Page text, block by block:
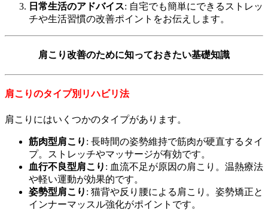
日常生活のアドバイス: 自宅でも簡単にできるストレッ
チや生活習慣の改善ポイントをお伝えします。
肩こり改善のために知っておきたい基礎知識
肩こりのタイプ別リハビリ法
肩こりにはいくつかのタイプがあります。
筋肉型肩こり : 長時間の姿勢維持で筋肉が硬直するタイ
プ。ストレッチやマッサージが有効です。
血行不良型肩こり : 血流不足が原因の肩こり。温熱療法
や軽い運動が効果的です。
姿勢型肩こり : 猫背や反り腰による肩こり。姿勢矯正と
インナーマッスル強化がポイントです。